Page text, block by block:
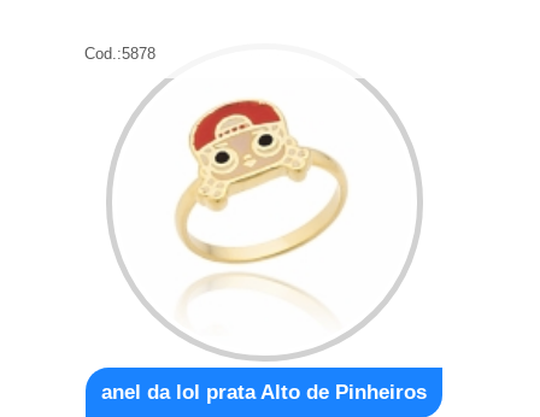
Cod.:5878
anel da lol prata Alto de Pinheiros